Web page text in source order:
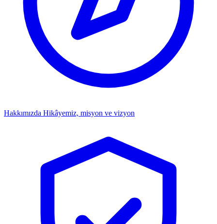
Hakkımızda Hikâyemiz, misyon ve vizyon